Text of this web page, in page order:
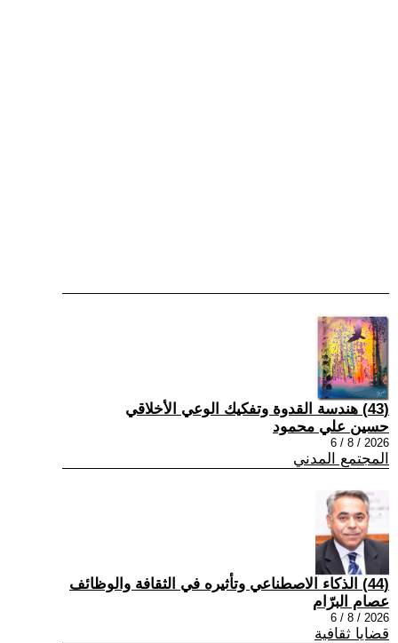
(43) هندسة القدوة وتفكيك الوعي الأخلاقي
حسين علي محمود
2026 / 8 / 6
المجتمع المدني
(44) الذكاء الاصطناعي وتأثيره في الثقافة والوظائف
عصام البرّام
2026 / 8 / 6
قضايا ثقافية